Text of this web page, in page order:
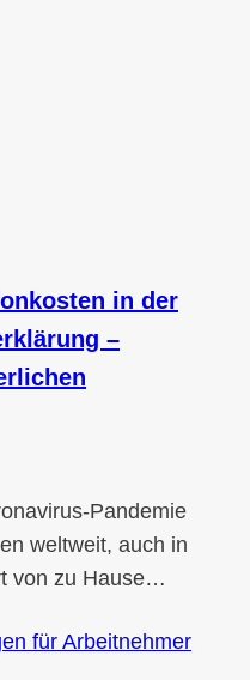
in der
–
Pandemie
weltweit, auch in
von zu Hause…